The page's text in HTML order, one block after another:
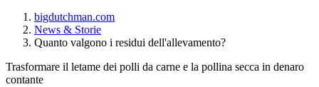
bigdutchman.com
News & Storie
Quanto valgono i residui dell'allevamento?
Trasformare il letame dei polli da carne e la pollina secca in denaro
contante